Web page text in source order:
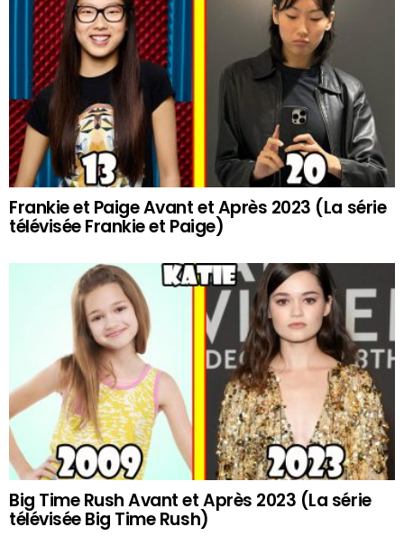
Frankie et Paige Avant et Après 2023 (La série
télévisée Frankie et Paige)
Big Time Rush Avant et Après 2023 (La série
télévisée Big Time Rush)